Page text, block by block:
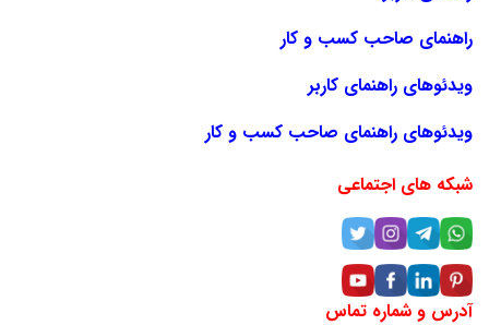
راهنمای صاحب کسب و کار
ویدئوهای راهنمای کاربر
ویدئوهای راهنمای صاحب کسب و کار
شبکه های اجتماعی
آدرس و شماره تماس